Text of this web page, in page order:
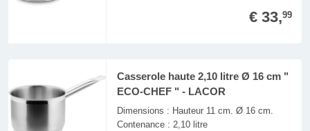
€ 33,99
Casserole haute 2,10 litre Ø 16 cm "
ECO-CHEF " - LACOR
Dimensions : Hauteur 11 cm. Ø 16 cm.
Contenance : 2,10 litre